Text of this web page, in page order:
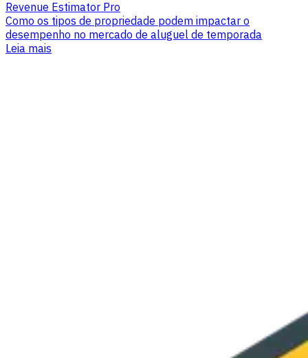
Revenue Estimator Pro
Como os tipos de propriedade podem impactar o
desempenho no mercado de aluguel de temporada
Leia mais